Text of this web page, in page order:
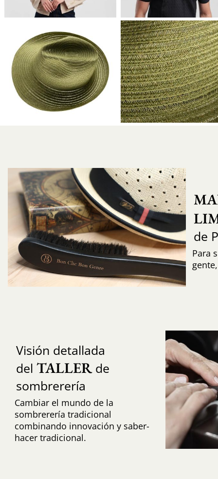
de
Para
Visión detallada
del TALLERde
sombrerería
Cambiar el mundo de la
sombrerería tradicional
combinando innovación y saber-
hacer tradicional.